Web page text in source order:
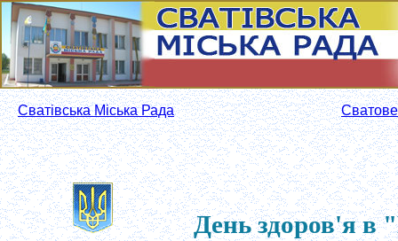
Сватівська Міська Рада Сватове
День здоров'я в